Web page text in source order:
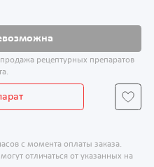
рецептурных препаратов
с момента оплаты заказа.
отличаться от указанных на